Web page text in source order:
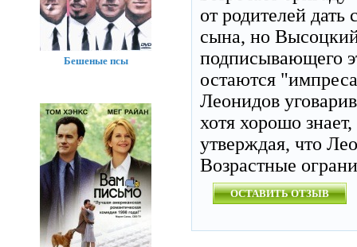
от родителей
сына, но
подписывающего
остаются
Леонидов
хотя хорошо
утверждая, что
Возрастные
ОСТАВИТЬ ОТЗЫВ
Бешеные псы